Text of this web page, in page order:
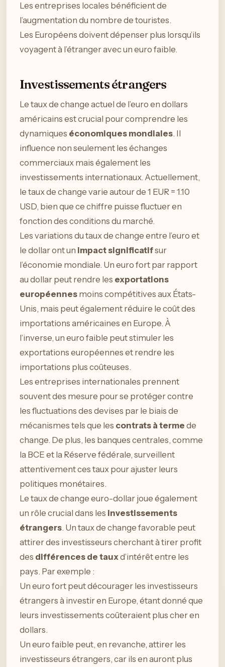
Les entreprises locales bénéficient de
l’augmentation du nombre de touristes.
Les Européens doivent dépenser plus lorsqu’ils
voyagent à l’étranger avec un euro faible.
Investissements étrangers
Le taux de change actuel de l’euro en dollars
américains est crucial pour comprendre les
dynamiques économiques mondiales. Il
influence non seulement les échanges
commerciaux mais également les
investissements internationaux. Actuellement,
le taux de change varie autour de 1 EUR = 1.10
USD, bien que ce chiffre puisse fluctuer en
fonction des conditions du marché.
Les variations du taux de change entre l’euro et
le dollar ont un impact significatifsur
l’économie mondiale. Un euro fort par rapport
au dollar peut rendre les exportations
européennes moins compétitives aux États-
Unis, mais peut également réduire le coût des
importations américaines en Europe. À
l’inverse, un euro faible peut stimuler les
exportations européennes et rendre les
importations plus coûteuses.
Les entreprises internationales prennent
souvent des mesure pour se protéger contre
les fluctuations des devises par le biais de
mécanismes tels que les contrats à terme de
change. De plus, les banques centrales, comme
la BCE et la Réserve fédérale, surveillent
attentivement ces taux pour ajuster leurs
politiques monétaires.
Le taux de change euro-dollar joue également
un rôle crucial dans les investissements
étrangers. Un taux de change favorable peut
attirer des investisseurs cherchant à tirer profit
des différences de tauxd’intérêt entre les
pays. Par exemple :
Un euro fort peut décourager les investisseurs
étrangers à investir en Europe, étant donné que
leurs investissements coûteraient plus cher en
dollars.
Un euro faible peut, en revanche, attirer les
investisseurs étrangers, car ils en auront plus